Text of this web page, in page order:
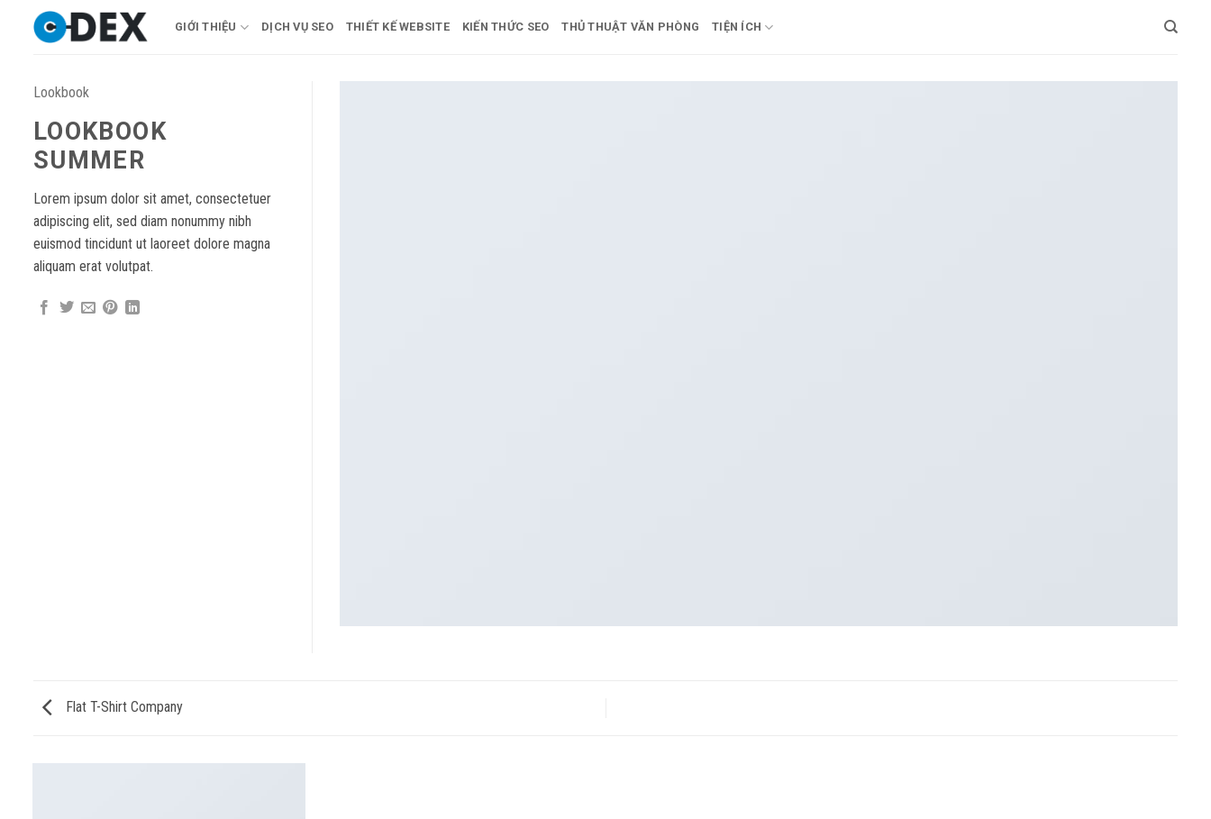
GIỚI THIỆU DỊCH VỤ SEO THIẾT KẾ WEBSITE KIẾN THỨC SEO THỦ THUẬT VĂN PHÒNG TIỆN ÍCH
Lookbook
LOOKBOOK
SUMMER
Lorem ipsum dolor sit amet, consectetuer
adipiscing elit, sed diam nonummy nibh
euismod tincidunt ut laoreet dolore magna
aliquam erat volutpat.
Flat T-Shirt Company